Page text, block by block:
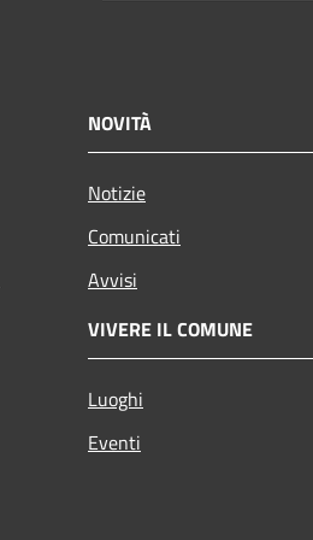
NOVITÀ
Notizie
Comunicati
Avvisi
VIVERE IL COMUNE
Luoghi
Eventi